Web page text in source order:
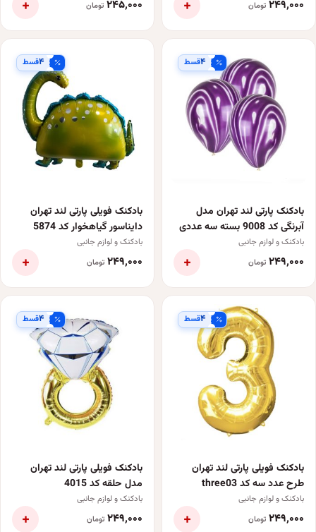
۲۴۹٬۰۰۰ تومان + ۲۴۵٬۰۰۰ تومان +
۴قسط
بادکنک پارتی لند تهران مدل
آبرنگی کد 9008 بسته سه عددی
بادکنک و لوازم جانبی
۲۴۹٬۰۰۰ تومان +
۴قسط
بادکنک فویلی پارتی لند تهران
دایناسور گیاهخوار کد 5874
بادکنک و لوازم جانبی
۲۴۹٬۰۰۰ تومان +
۴قسط
بادکنک فویلی پارتی لند تهران
طرح عدد سه کد three03
بادکنک و لوازم جانبی
۲۴۹٬۰۰۰ تومان +
۴قسط
بادکنک فویلی پارتی لند تهران
مدل حلقه کد 4015
بادکنک و لوازم جانبی
۲۴۹٬۰۰۰ تومان +